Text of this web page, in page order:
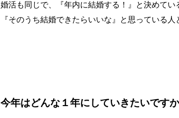
婚活も同じで、『年内に結婚する！』と決めてい
『そのうち結婚できたらいいな』と思っている人
今年はどんな１年にしていきたいです